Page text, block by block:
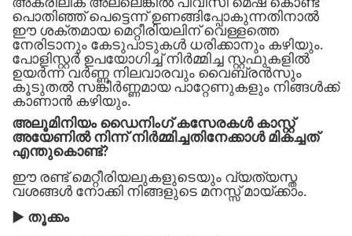
അക്രിലിക് അല്ലെങ്കിൽ പിവിസി മെഷ് കൊണ്ട്
പൊതിഞ്ഞ് പെട്ടെന്ന് ഉണങ്ങിപ്പോകുന്നതിനാൽ
ഈ ശക്തമായ മെറ്റീരിയലിന് വെള്ളത്തെ
നേരിടാനും കേടുപാടുകൾ ധരിക്കാനും കഴിയും.
പോളിസ്റ്റർ ഉപയോഗിച്ച് നിർമ്മിച്ച സ്റ്റഫുകളിൽ
ഉയർന്ന വർണ്ണ നിലവാരവും വൈബ്രൻസും
കൂടുതൽ സങ്കീർണ്ണമായ പാറ്റേണുകളും നിങ്ങൾക്ക്
കാണാൻ കഴിയും.
അലൂമിനിയം ഡൈനിംഗ് കസേരകൾ കാസ്റ്റ്
അയേണിൽ നിന്ന് നിർമ്മിച്ചതിനേക്കാൾ മികച്ചത്
എന്തുകൊണ്ട്?
ഈ രണ്ട് മെറ്റീരിയലുകളുടെയും വ്യത്യസ്ത
വശങ്ങൾ നോക്കി നിങ്ങളുടെ മനസ്സ് മായ്‌ക്കാം.
▶ തൂക്കം